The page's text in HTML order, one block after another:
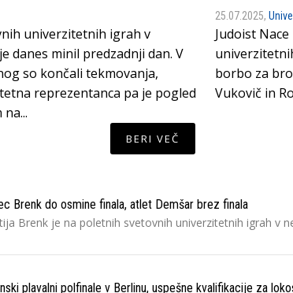
univerzitetnih igrah v
danes minil predzadnji dan. V
so končali tekmovanja,
reprezentanca pa je pogled
BERI VEČ
25.07.2025,
Judoist
borbo za
Vukovič in
Brenk do osmine finala, atlet Demšar brez finala
Brenk je na poletnih svetovnih univerzitetnih igrah v
plavalni polfinale v Berlinu, uspešne kvalifikacije za